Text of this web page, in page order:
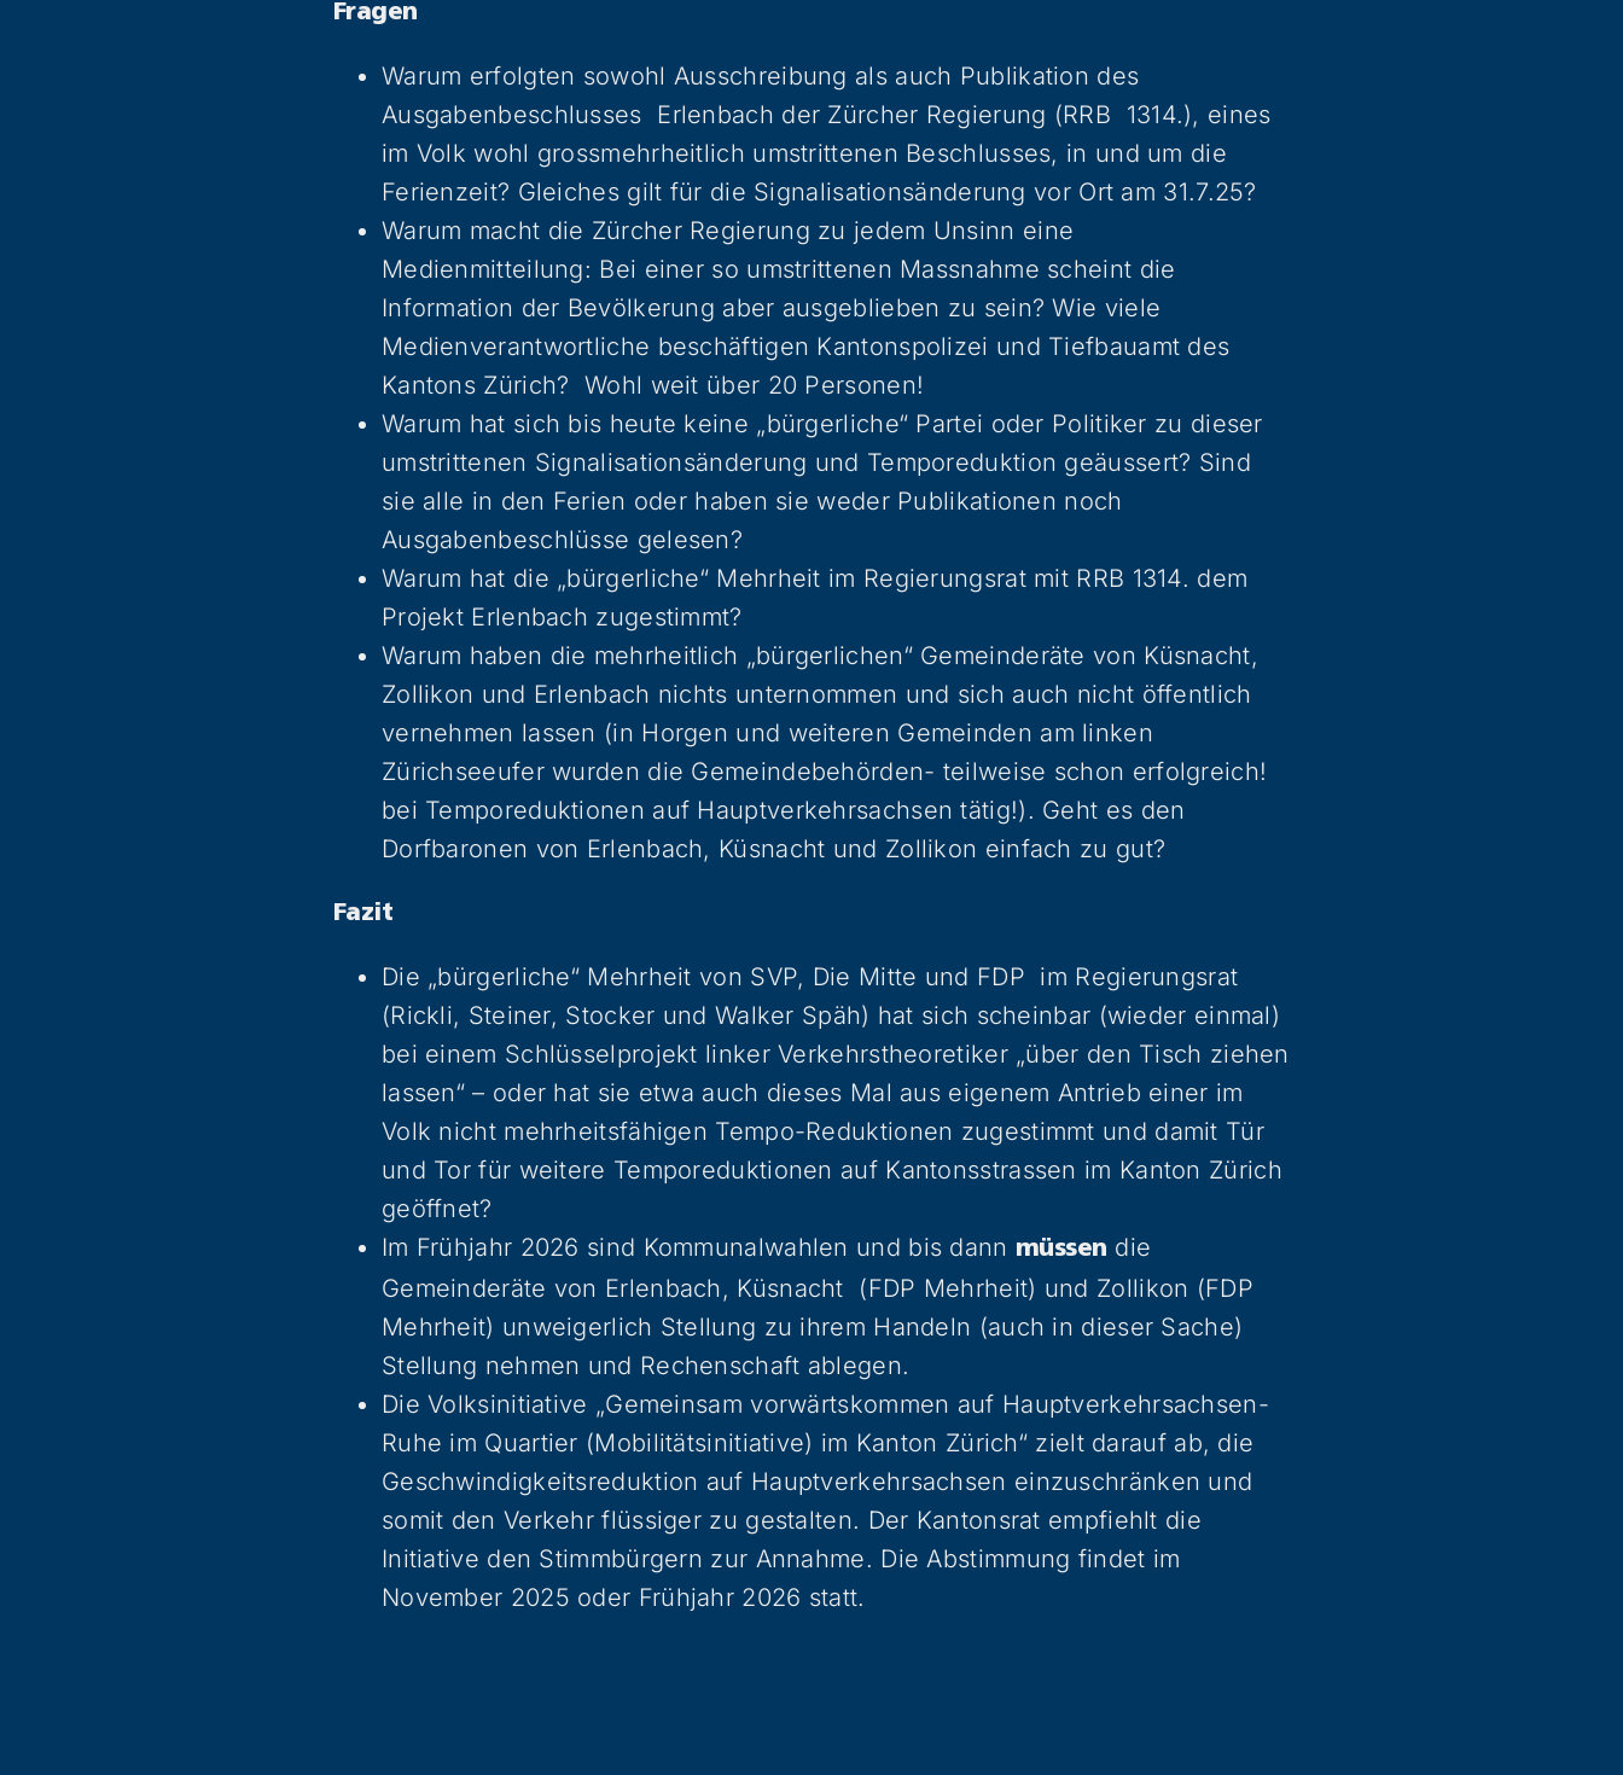
Fragen
Warum erfolgten sowohl Ausschreibung als auch Publikation des
Ausgabenbeschlusses Erlenbach der Zürcher Regierung (RRB 1314.), eines
im Volk wohl grossmehrheitlich umstrittenen Beschlusses, in und um die
Ferienzeit? Gleiches gilt für die Signalisationsänderung vor Ort am 31.7.25?
Warum macht die Zürcher Regierung zu jedem Unsinn eine
Medienmitteilung: Bei einer so umstrittenen Massnahme scheint die
Information der Bevölkerung aber ausgeblieben zu sein? Wie viele
Medienverantwortliche beschäftigen Kantonspolizei und Tiefbauamt des
Kantons Zürich? Wohl weit über 20 Personen!
Warum hat sich bis heute keine „bürgerliche“ Partei oder Politiker zu dieser
umstrittenen Signalisationsänderung und Temporeduktion geäussert? Sind
sie alle in den Ferien oder haben sie weder Publikationen noch
Ausgabenbeschlüsse gelesen?
Warum hat die „bürgerliche“ Mehrheit im Regierungsrat mit RRB 1314. dem
Projekt Erlenbach zugestimmt?
Warum haben die mehrheitlich „bürgerlichen“ Gemeinderäte von Küsnacht,
Zollikon und Erlenbach nichts unternommen und sich auch nicht öffentlich
vernehmen lassen (in Horgen und weiteren Gemeinden am linken
Zürichseeufer wurden die Gemeindebehörden- teilweise schon erfolgreich!
bei Temporeduktionen auf Hauptverkehrsachsen tätig!). Geht es den
Dorfbaronen von Erlenbach, Küsnacht und Zollikon einfach zu gut?
Fazit
Die „bürgerliche“ Mehrheit von SVP, Die Mitte und FDP im Regierungsrat
(Rickli, Steiner, Stocker und Walker Späh) hat sich scheinbar (wieder einmal)
bei einem Schlüsselprojekt linker Verkehrstheoretiker „über den Tisch ziehen
lassen“ – oder hat sie etwa auch dieses Mal aus eigenem Antrieb einer im
Volk nicht mehrheitsfähigen Tempo-Reduktionen zugestimmt und damit Tür
und Tor für weitere Temporeduktionen auf Kantonsstrassen im Kanton Zürich
geöffnet?
Im Frühjahr 2026 sind Kommunalwahlen und bis dann müssen die
Gemeinderäte von Erlenbach, Küsnacht (FDP Mehrheit) und Zollikon (FDP
Mehrheit) unweigerlich Stellung zu ihrem Handeln (auch in dieser Sache)
Stellung nehmen und Rechenschaft ablegen.
Die Volksinitiative „Gemeinsam vorwärtskommen auf Hauptverkehrsachsen-
Ruhe im Quartier (Mobilitätsinitiative) im Kanton Zürich“ zielt darauf ab, die
Geschwindigkeitsreduktion auf Hauptverkehrsachsen einzuschränken und
somit den Verkehr flüssiger zu gestalten. Der Kantonsrat empfiehlt die
Initiative den Stimmbürgern zur Annahme. Die Abstimmung findet im
November 2025 oder Frühjahr 2026 statt.